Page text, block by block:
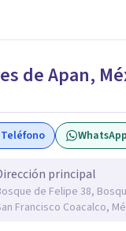
deApan,
Teléfono WhatsApp
principal
de Felipe 38,
Francisco Coacalco,